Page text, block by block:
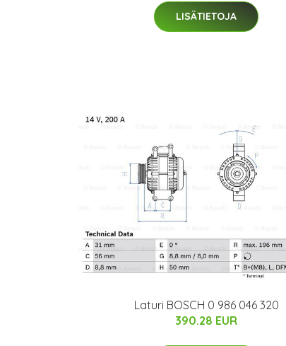
LISÄTIETOJA
Laturi BOSCH 0 986 046 320
390.28 EUR